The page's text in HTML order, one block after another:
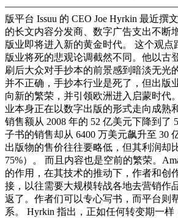
版平台 Issuu 的 CEO Joe Hyrkin 最近撰
的长文内容分发商、数字广告支出不断
版业即将进入新的黄金时代。 这个观点
版业将死的悲观论调截然不同。他以古
刷后大众对手抄本的前景感到暗淡无光
并不正确，手抄本行业是死了，但出版
向新的繁荣，并引领欧洲进入启蒙时代
业本身正在以数字出版的形式走向成熟
销售额从 2008 年的 52 亿美元下降到了
子书的销售却从 6400 万美元飙升至 30
出版物的售价往往要略低，但其利润却
75%）。 而且内容也是空前的繁荣。
的作用，在其技术的推动下，作者和创
接，以往需要大规模转战各地去营销作
返了。作者们可以专心写书，而平台则
系。 Hyrkin 指出，正如任何转变期一